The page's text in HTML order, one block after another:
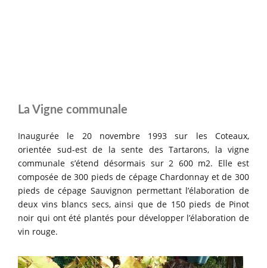
La Vigne communale
Inaugurée le 20 novembre 1993 sur les Coteaux,
orientée sud-est de la sente des Tartarons, la vigne
communale s’étend désormais sur 2 600 m2. Elle est
composée de 300 pieds de cépage Chardonnay et de 300
pieds de cépage Sauvignon permettant l’élaboration de
deux vins blancs secs, ainsi que de 150 pieds de Pinot
noir qui ont été plantés pour développer l’élaboration de
vin rouge.